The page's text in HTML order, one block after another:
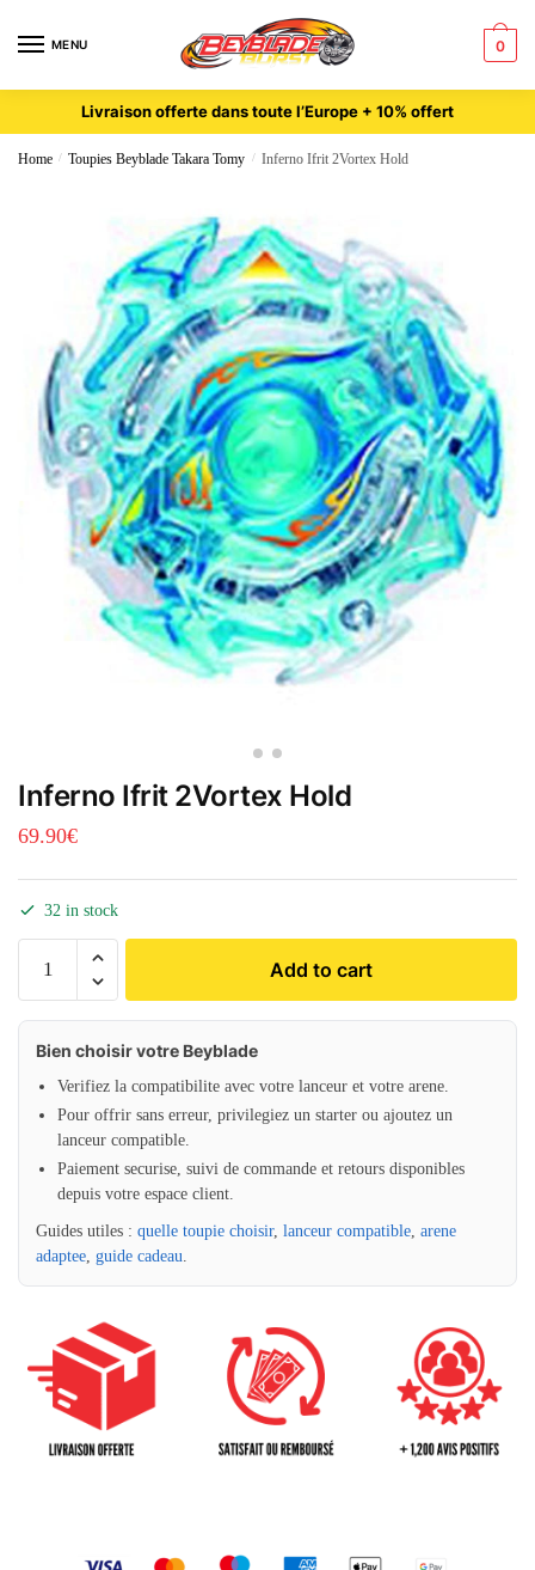
MENU 0
Livraison offerte dans toute l’Europe + 10% offert
Home / Toupies Beyblade Takara Tomy / Inferno Ifrit 2Vortex Hold
Inferno Ifrit 2Vortex Hold
69.90€
32 in stock
Add to cart
Bien choisir votre Beyblade
Verifiez la compatibilite avec votre lanceur et votre arene.
Pour offrir sans erreur, privilegiez un starter ou ajoutez un
lanceur compatible.
Paiement securise, suivi de commande et retours disponibles
depuis votre espace client.
Guides utiles : quelle toupie choisir, lanceur compatible arene
adaptee guide cadeau